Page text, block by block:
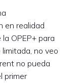
en realidad
OPEP+ para
no veo
no pueda
primer